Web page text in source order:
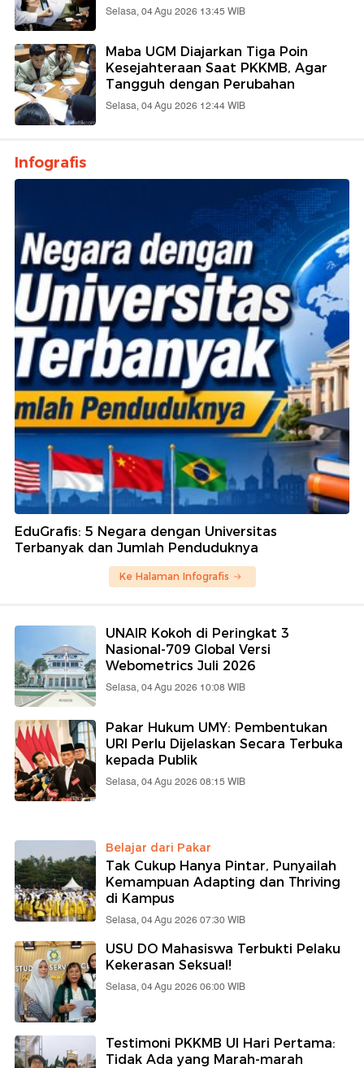
Selasa, 04 Agu 2026 13:45 WIB
Maba UGM Diajarkan Tiga Poin
Kesejahteraan Saat PKKMB, Agar
Tangguh dengan Perubahan
Selasa, 04 Agu 2026 12:44 WIB
Infografis
EduGrafis: 5 Negara dengan Universitas
Terbanyak dan Jumlah Penduduknya
Ke Halaman Infografis
UNAIR Kokoh di Peringkat 3
Nasional-709 Global Versi
Webometrics Juli 2026
Selasa, 04 Agu 2026 10:08 WIB
Pakar Hukum UMY: Pembentukan
URI Perlu Dijelaskan Secara Terbuka
kepada Publik
Selasa, 04 Agu 2026 08:15 WIB
Belajar dari Pakar
Tak Cukup Hanya Pintar, Punyailah
Kemampuan Adapting dan Thriving
di Kampus
Selasa, 04 Agu 2026 07:30 WIB
USU DO Mahasiswa Terbukti Pelaku
Kekerasan Seksual!
Selasa, 04 Agu 2026 06:00 WIB
Testimoni PKKMB UI Hari Pertama:
Tidak Ada yang Marah-marah